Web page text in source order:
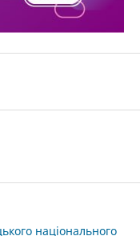
національного